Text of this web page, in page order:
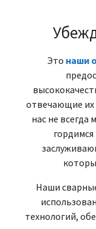
Это наши
отвечающие их
нас не всегда
Наши
технологий,